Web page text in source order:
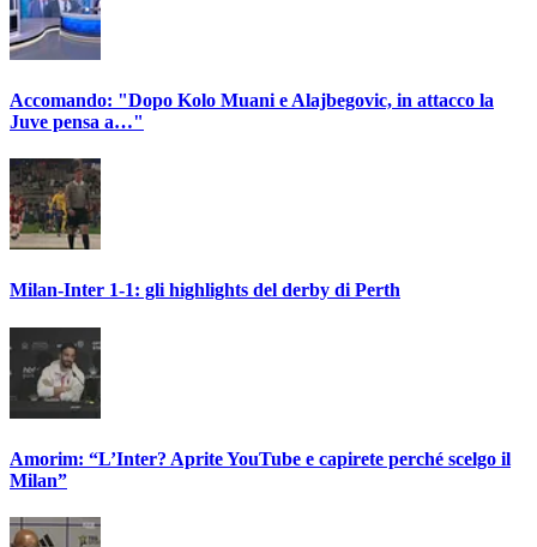
Accomando: "Dopo Kolo Muani e Alajbegovic, in attacco la
Juve pensa a…"
Milan-Inter 1-1: gli highlights del derby di Perth
Amorim: “L’Inter? Aprite YouTube e capirete perché scelgo il
Milan”